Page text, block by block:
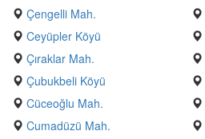
Çengelli Mah.
Ceyüpler Köyü
Çıraklar Mah.
Çubukbeli Köyü
Cüceoğlu Mah.
Cumadüzü Mah.